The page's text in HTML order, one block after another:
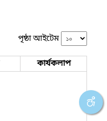
পৃষ্ঠা আইটেম
কার্যকলাপ